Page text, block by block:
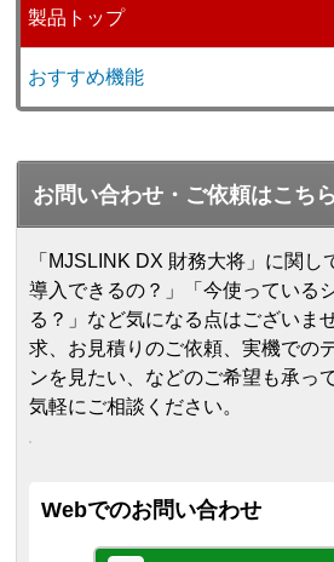
製品トップ
おすすめ機能
お問い合わせ・ご依頼はこちら
「MJSLINK DX 財務大将」に関
導入できるの？」「今使っている
る？」など気になる点はございま
求、お見積りのご依頼、実機での
ンを見たい、などのご希望も承っ
気軽にご相談ください。
Webでのお問い合わせ